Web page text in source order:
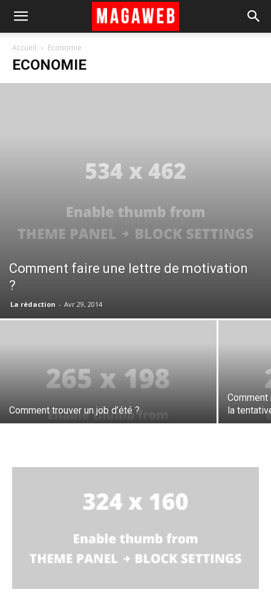
Accueil Economie
ECONOMIE
Comment faire une lettre de motivation
?
La rédaction - Avr 29, 2014
Comment trouver un job d’été ?
Comment
la